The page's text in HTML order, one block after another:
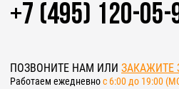
+7 (495) 120-05-
ПОЗВОНИТЕ НАМ ИЛИ ЗАКАЖИТЕ
Работаем ежедневноc 6:00 до 19:00